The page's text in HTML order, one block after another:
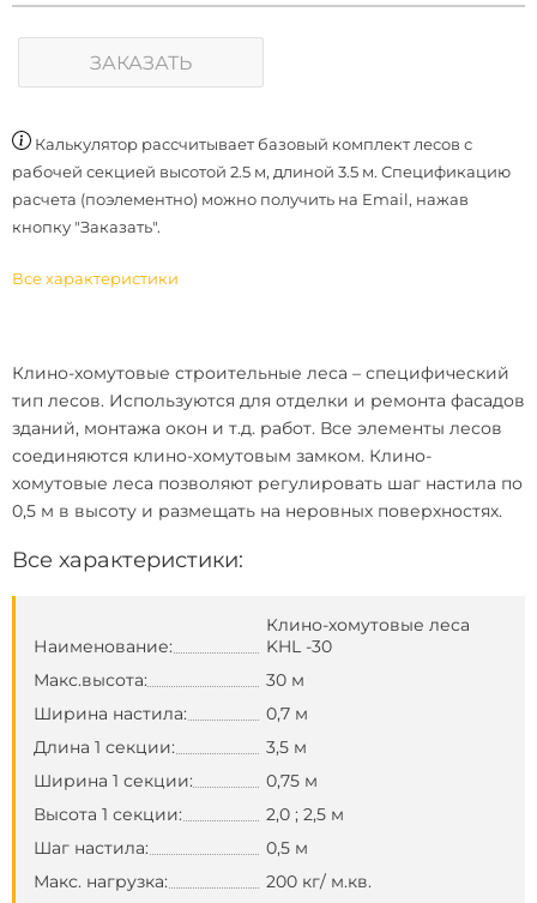
ЗАКАЗАТЬ
Калькулятор рассчитывает базовый комплект лесов с
рабочей секцией высотой 2.5 м, длиной 3.5 м. Спецификацию
расчета (поэлементно) можно получить на Email, нажав
кнопку "Заказать".
Все характеристики
Клино-хомутовые строительные леса – специфический
тип лесов. Используются для отделки и ремонта фасадов
зданий, монтажа окон и т.д. работ. Все элементы лесов
соединяются клино-хомутовым замком. Клино-
хомутовые леса позволяют регулировать шаг настила по
0,5 м в высоту и размещать на неровных поверхностях.
Все характеристики:
Наименование:
Клино-хомутовые леса
KHL -30
Макс.высота:
30 м
Ширина настила:
0,7 м
Длина 1 секции:
3,5 м
Ширина 1 секции:
0,75 м
Высота 1 секции:
2,0 ; 2,5 м
Шаг настила:
0,5 м
Макс. нагрузка:
200 кг/ м.кв.